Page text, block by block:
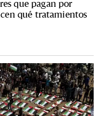
que pagan por
qué tratamientos